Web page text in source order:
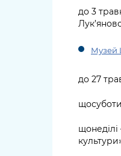
до 3
Музей
до 27
щонеділі